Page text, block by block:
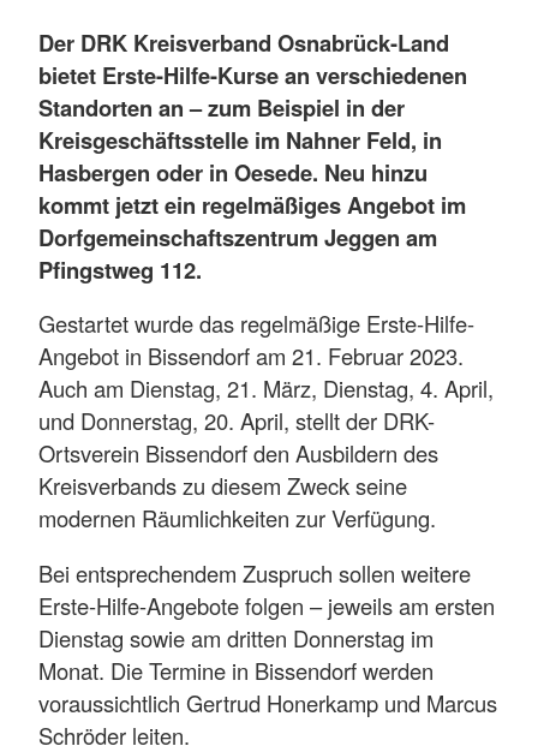
Der DRK Kreisverband Osnabrück-Land
bietet Erste-Hilfe-Kurse an verschiedenen
Standorten an – zum Beispiel in der
Kreisgeschäftsstelle im Nahner Feld, in
Hasbergen oder in Oesede. Neu hinzu
kommt jetzt ein regelmäßiges Angebot im
Dorfgemeinschaftszentrum Jeggen am
Pfingstweg 112.
Gestartet wurde das regelmäßige Erste-Hilfe-
Angebot in Bissendorf am 21. Februar 2023.
Auch am Dienstag, 21. März, Dienstag, 4. April,
und Donnerstag, 20. April, stellt der DRK-
Ortsverein Bissendorf den Ausbildern des
Kreisverbands zu diesem Zweck seine
modernen Räumlichkeiten zur Verfügung.
Bei entsprechendem Zuspruch sollen weitere
Erste-Hilfe-Angebote folgen – jeweils am ersten
Dienstag sowie am dritten Donnerstag im
Monat. Die Termine in Bissendorf werden
voraussichtlich Gertrud Honerkamp und Marcus
Schröder leiten.